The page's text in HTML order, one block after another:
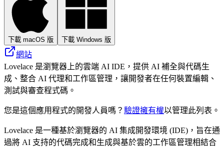
下載 macOS 版 下載 Windows 版
網站
Lovelace 是瀏覽器上的雲端 AI IDE，提供 AI 補全與代碼生
成、整合 AI 代理和工作區管理，讓開發者在任何裝置編輯、
測試與審查程式碼。
您是這個應用程式的開發人員嗎？ 驗證擁有權以管理此列表。
Lovelace 是一種基於瀏覽器的 AI 集成開發環境 (IDE)，旨在通
過將 AI 支持的代碼完成和生成與基於雲的工作區管理相結合